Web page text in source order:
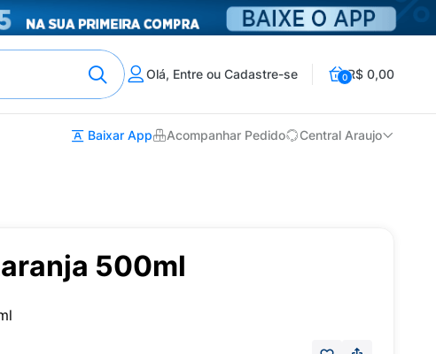
Olá, Entre ou Cadastre-se 0R$ 0,00
Baixar App Acompanhar Pedido Central Araujo
500ml